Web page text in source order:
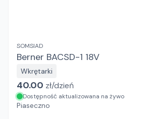
SOMSIAD
Berner BACSD-1 18V
Wkrętarki
40.00 zł/dzień
Dostępność aktualizowana na żywo
Piaseczno